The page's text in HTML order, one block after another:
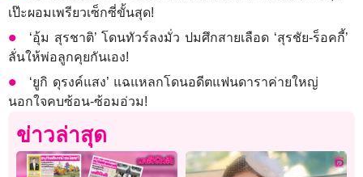
เป๊ะผอมเพรียวเซ็กซี่ขั้นสุด!
‘อุ้ม สุรชาติ’ โดนทัวร์ลงมั่ว ปมศึกสายเลือด ‘สุรชัย-ร็อคกี้’
ลั่นให้พ่อลูกคุยกันเอง!
‘ยูกิ ดุรงค์แสง’ แฉแหลกโดนอดีตแฟนดาราค่ายใหญ่
นอกใจคบซ้อน-ซ้อมอ่วม!
ข่าวล่าสุด